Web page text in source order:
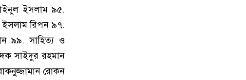
ইসলাম ৯৫.
ইসলাম রিপন ৯৭.
৯৯. সাহিত্য ও
সাইদুর রহমান
রোকন